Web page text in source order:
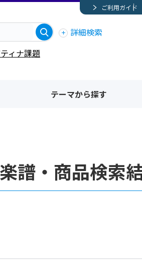
ご利用ガイド
詳細検索
ィナ課題
テーマから探す
譜・商品検索